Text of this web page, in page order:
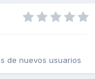
de nuevos usuarios